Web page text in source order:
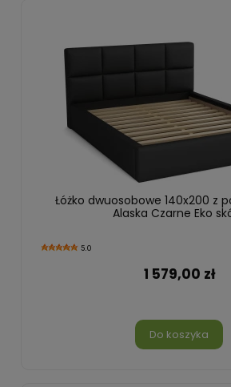
Łóżko dwuosobowe 140x200 z
Alaska Czarne Eko
5.0
1 579,00 zł
Do koszyka